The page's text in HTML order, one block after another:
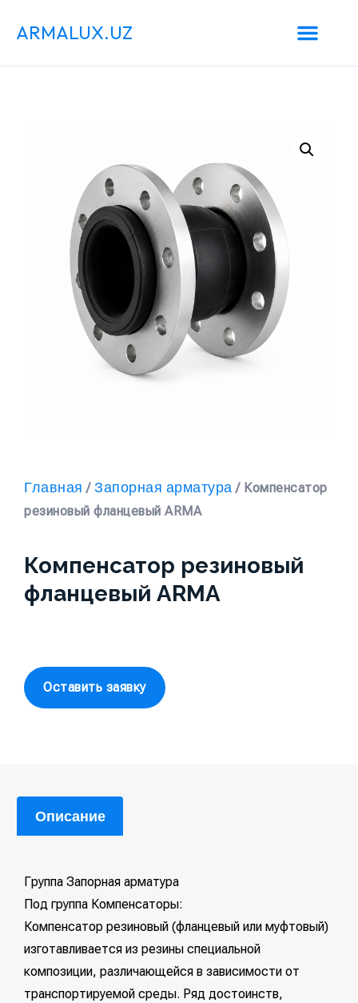
ARMALUX.UZ
Главная / Запорная арматура / Компенсатор
резиновый фланцевый ARMA
Компенсатор резиновый
фланцевый ARMA
Оставить заявку
Описание
Группа Запорная арматура
Под группа Компенсаторы:
Компенсатор резиновый (фланцевый или муфтовый)
изготавливается из резины специальной
композиции, различающейся в зависимости от
транспортируемой среды. Ряд достоинств,